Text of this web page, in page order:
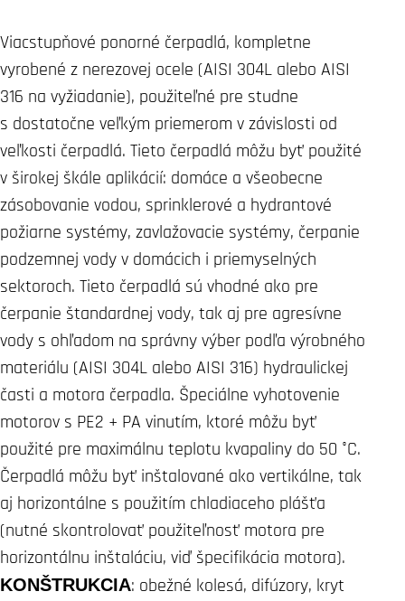
Viacstupňové ponorné čerpadlá, kompletne
vyrobené z nerezovej ocele (AISI 304L alebo AISI
316 na vyžiadanie), použiteľné pre studne
s dostatočne veľkým priemerom v závislosti od
veľkosti čerpadlá. Tieto čerpadlá môžu byť použité
v širokej škále aplikácií: domáce a všeobecne
zásobovanie vodou, sprinklerové a hydrantové
požiarne systémy, zavlažovacie systémy, čerpanie
podzemnej vody v domácich i priemyselných
sektoroch. Tieto čerpadlá sú vhodné ako pre
čerpanie štandardnej vody, tak aj pre agresívne
vody s ohľadom na správny výber podľa výrobného
materiálu (AISI 304L alebo AISI 316) hydraulickej
časti a motora čerpadla. Špeciálne vyhotovenie
motorov s PE2 + PA vinutím, ktoré môžu byť
použité pre maximálnu teplotu kvapaliny do 50 °C.
Čerpadlá môžu byť inštalované ako vertikálne, tak
aj horizontálne s použitím chladiaceho plášťa
(nutné skontrolovať použiteľnosť motora pre
horizontálnu inštaláciu, viď špecifikácia motora).
KONŠTRUKCIA: obežné kolesá, difúzory, kryt